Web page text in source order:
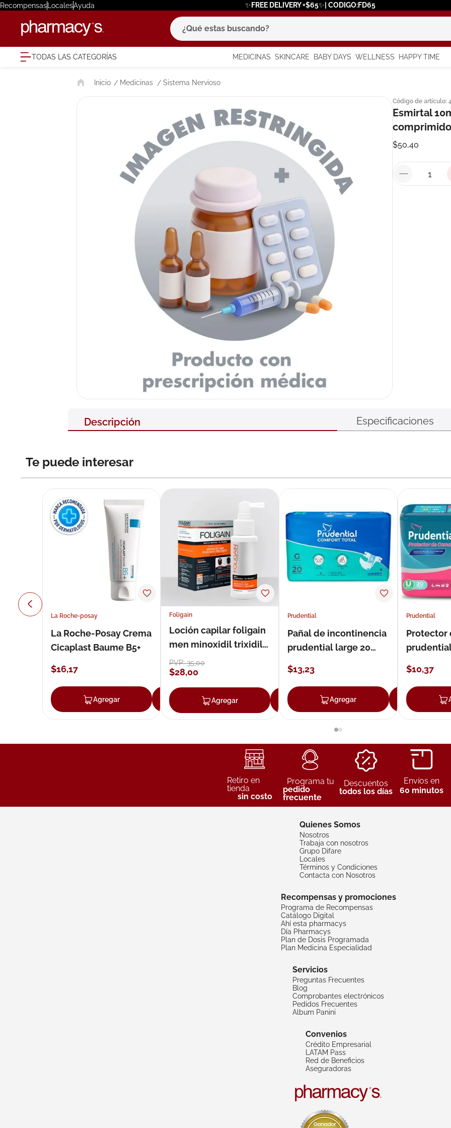
RecompensasLocalesAyuda ✨FREE DELIVERY +$65✨| CODIGO:FD65
¿Qué estas buscando?
TODAS LAS CATEGORÍAS MEDICINAS SKINCARE BABY DAYS WELLNESS HAPPY TIME
Medicinas Sistema Nervioso
Código de artículo:
Esmirtal
$50,40
Descripción Especificaciones
Te puede interesar
La Roche-posay
La Roche-Posay Crema
Cicaplast Baume B5+
$16,17
Agregar Agregar
Foligain
Loción capilar foligain
men minoxidil trixidil
loción 59 ml
PVP:35,00
$28,00
Agregar Agregar
Prudential
Pañal de incontinencia
prudential large 20
$13,23
Agregar
Prudential
Protector
$10,37
Retiro en
tienda
sin costo
Programa tu
pedido
frecuente
Descuentos
todos los días
Envíos en
60 minutos
Quienes Somos
Nosotros
Trabaja con nosotros
Grupo Difare
Locales
Términos y Condiciones
Contacta con Nosotros
Recompensas y promociones
Programa de Recompensas
Catálogo Digital
Ahí esta pharmacys
Día Pharmacys
Plan de Dosis Programada
Plan Medicina Especialidad
Servicios
Preguntas Frecuentes
Blog
Comprobantes electrónicos
Pedidos Frecuentes
Album Panini
Convenios
Crédito Empresarial
LATAM Pass
Red de Beneficios
Aseguradoras
términos más buscados
1. eucerin
3. pilexil
7.
. roche posay
9. pañales
10 nivea